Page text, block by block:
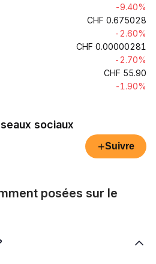
-9.40%
CHF 0.675028
-2.60%
CHF 0.00000281
-2.70%
CHF 55.90
-1.90%
sociaux
+Suivre
posées sur le